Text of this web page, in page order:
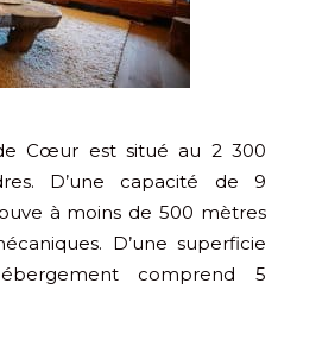
Cœur est situé au 2 300
D’une capacité de 9
à moins de 500 mètres
D’une superficie
comprend 5